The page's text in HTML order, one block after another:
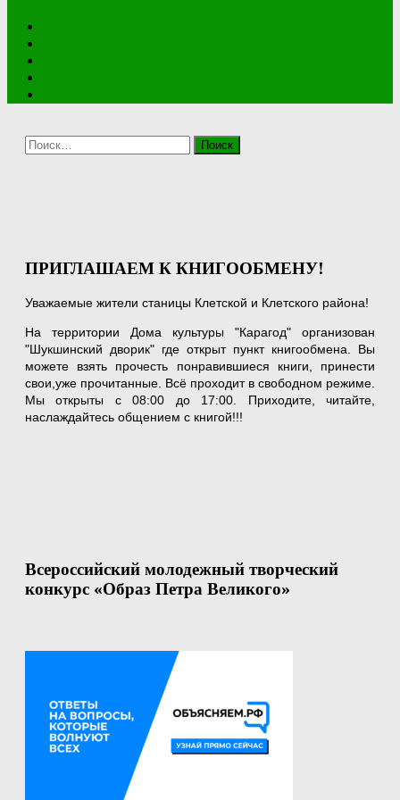
Найти:
ПРИГЛАШАЕМ К КНИГООБМЕНУ!
Уважаемые жители станицы Клетской и Клетского района!
На территории Дома культуры "Карагод" организован
"Шукшинский дворик" где открыт пункт книгообмена. Вы
можете взять прочесть понравившиеся книги, принести
свои,уже прочитанные. Всё проходит в свободном режиме.
Мы открыты с 08:00 до 17:00. Приходите, читайте,
наслаждайтесь общением с книгой!!!
Всероссийский молодежный творческий
конкурс «Образ Петра Великого»